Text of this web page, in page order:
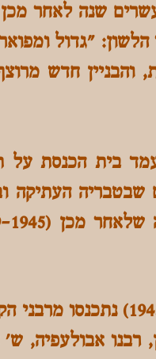
שנה לאחר
הלשון: "גדול
(500) נפשות,
שבטבריה
בכ"ג בסיוון, ה'תש"ה
רבנו אבולעפיה,